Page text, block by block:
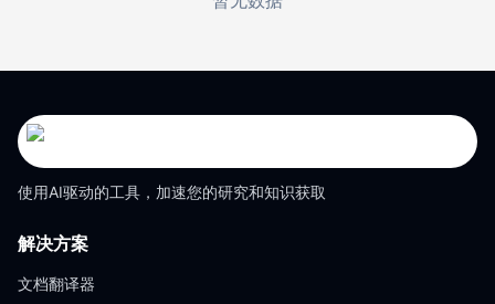
使用AI驱动的工具，加速您的研究和知识获取
解决方案
文档翻译器